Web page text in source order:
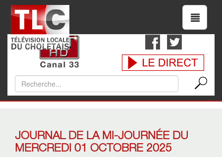
JOURNAL DE LA MI-JOURNÉE DU
MERCREDI 01 OCTOBRE 2025